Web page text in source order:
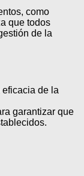
como
que todos
de la
eficacia de la
garantizar que